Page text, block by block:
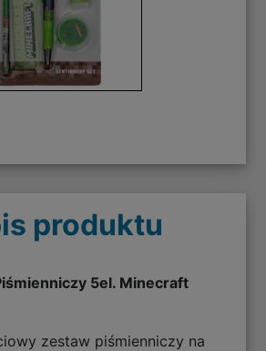
produktu
5el. Minecraft
zestaw piśmienniczy na